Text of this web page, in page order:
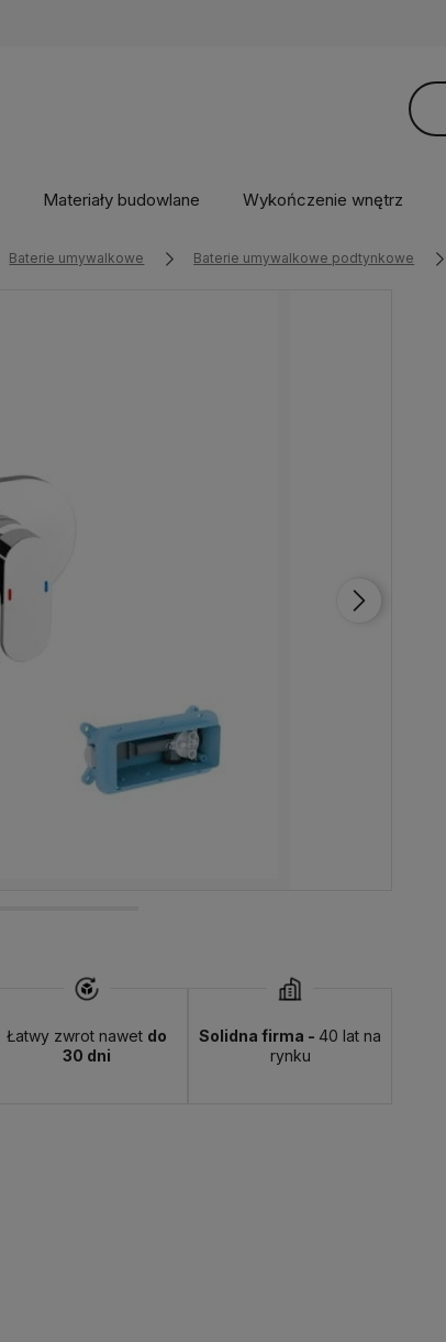
Materiały budowlane Wykończenie wnętrz
Baterie umywalkowe Baterie umywalkowe podtynkowe
Łatwy zwrot nawet do
30 dni
Solidna firma -40 lat na
rynku